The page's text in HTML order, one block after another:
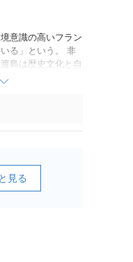
意識の高いフラン
る」という。 非
島は歴史文化と自
ので、個人的には
いです。「金がと
ったりしそうな国
見る